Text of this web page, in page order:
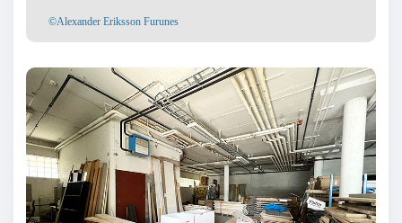
©Alexander Eriksson Furunes